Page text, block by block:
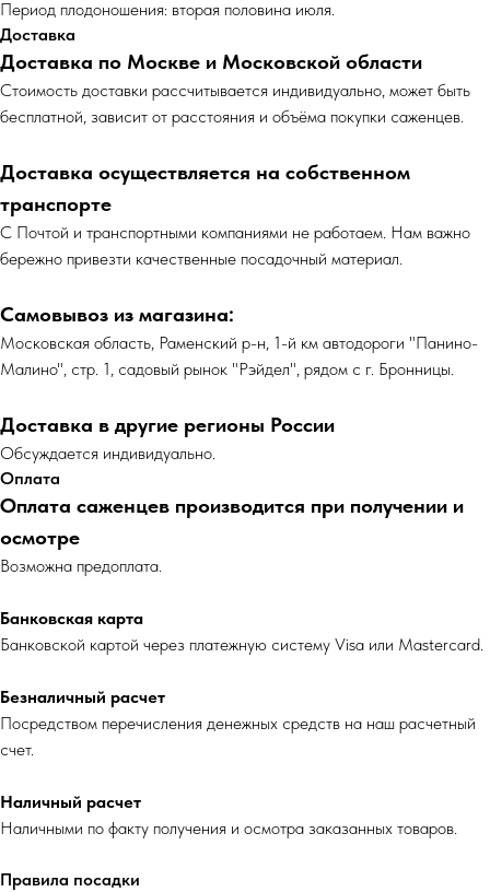
Период плодоношения: вторая половина июля.
Доставка
Доставка по Москве и Московской области
Cтоимость доставки рассчитывается индивидуально, может быть
бесплатной, зависит от расстояния и объёма покупки саженцев.
Доставка осуществляется на собственном
транспорте
С Почтой и транспортными компаниями не работаем. Нам важно
бережно привезти качественные посадочный материал.
Самовывоз из магазина:
Московская область, Раменский р-н, 1-й км автодороги "Панино-
Малино", стр. 1, садовый рынок "Рэйдел", рядом с г. Бронницы.
Доставка в другие регионы России
Обсуждается индивидуально.
Оплата
Оплата саженцев производится при получении и
осмотре
Возможна предоплата.
Банковская карта
Банковской картой через платежную систему Visa или Mastercard.
Безналичный расчет
Посредством перечисления денежных средств на наш расчетный
счет.
Наличный расчет
Наличными по факту получения и осмотра заказанных товаров.
Правила посадки